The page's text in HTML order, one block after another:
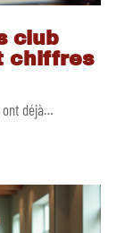
club
chiffres
déjà…